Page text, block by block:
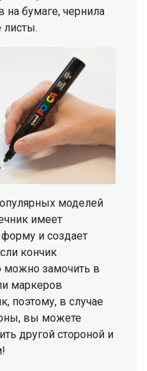
на бумаге, чернила
листы.
моделей
имеет
и создает
кончик
можно замочить в
маркеров
поэтому, в случае
вы можете
другой стороной и